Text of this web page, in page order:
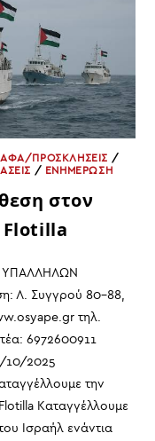
ΠΡΟΣΚΛΗΣΕΙΣ /
/ ΕΝΗΜΕΡΩΣΗ
στον
Flotilla
ΥΠΑΛΛΗΛΩΝ
Λ. Συγγρού 80-88,
τηλ.
6972600911
2025
την
Καταγγέλλουμε
Ισραήλ ενάντια